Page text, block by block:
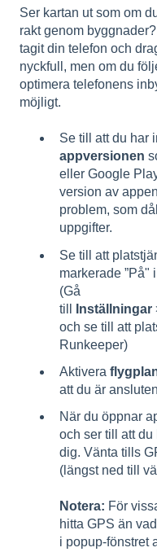
Ser kartan ut som om
rakt genom
tagit din telefon och
nyckfull, men om du
optimera telefonens
möjligt.
Se till att du har
appversionen
eller Google
version av
problem, som
uppgifter.
Se till att
markerade ”På"
(Gå
till
Inställningar
och se till att
Runkeeper)
Aktivera
att du är
När du öppnar
och ser till att
dig. Vänta tills
(längst ned till
Notera: För
hitta GPS än
i popup-fönstret